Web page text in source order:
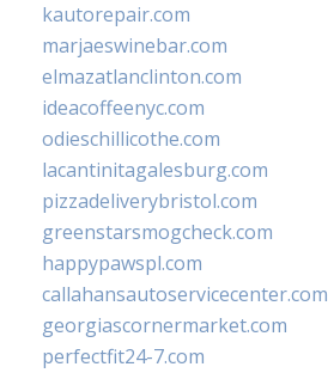
kautorepair.com
marjaeswinebar.com
elmazatlanclinton.com
ideacoffeenyc.com
odieschillicothe.com
lacantinitagalesburg.com
pizzadeliverybristol.com
greenstarsmogcheck.com
happypawspl.com
callahansautoservicecenter.com
georgiascornermarket.com
perfectfit24-7.com